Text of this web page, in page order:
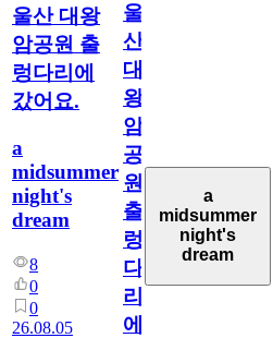
울산 대왕
암공원 출
렁다리에
갔어요.
a
midsummer
night's
dream
8
0
0
26.08.05
울
산
대
왕
암
공
원
출
렁
다
리
에
a
midsummer
night's
dream